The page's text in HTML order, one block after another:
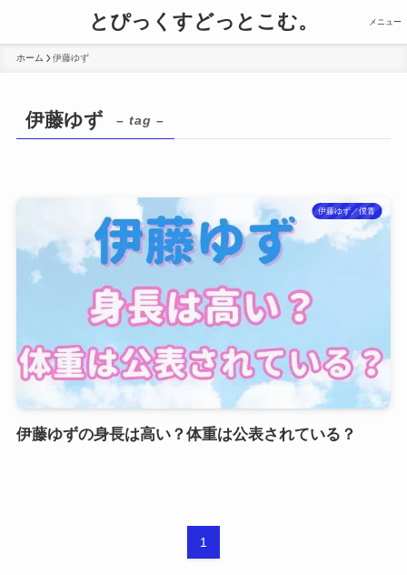
とぴっくすどっとこむ。 メニュー
ホーム 伊藤ゆず
伊藤ゆず – tag –
伊藤ゆず／僕青
伊藤ゆずの身長は高い？体重は公表されている？
1